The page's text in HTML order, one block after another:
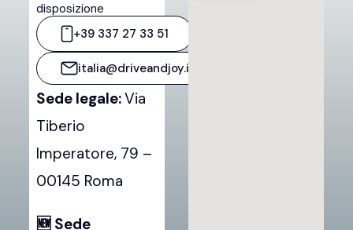
disposizione
+39 337 27 33 51
italia@driveandjoy.it
Sede legale:Via
Tiberio
Imperatore, 79 –
00145 Roma
🆕 Sede